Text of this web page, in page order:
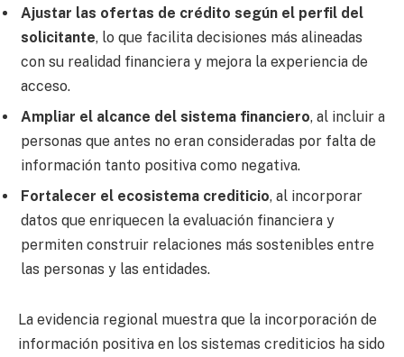
Ajustar las ofertas de crédito según el perfil del
solicitante, lo que facilita decisiones más alineadas
con su realidad financiera y mejora la experiencia de
acceso.
Ampliar el alcance del sistema financiero, al incluir a
personas que antes no eran consideradas por falta de
información tanto positiva como negativa.
Fortalecer el ecosistema crediticio, al incorporar
datos que enriquecen la evaluación financiera y
permiten construir relaciones más sostenibles entre
las personas y las entidades.
La evidencia regional muestra que la incorporación de
información positiva en los sistemas crediticios ha sido